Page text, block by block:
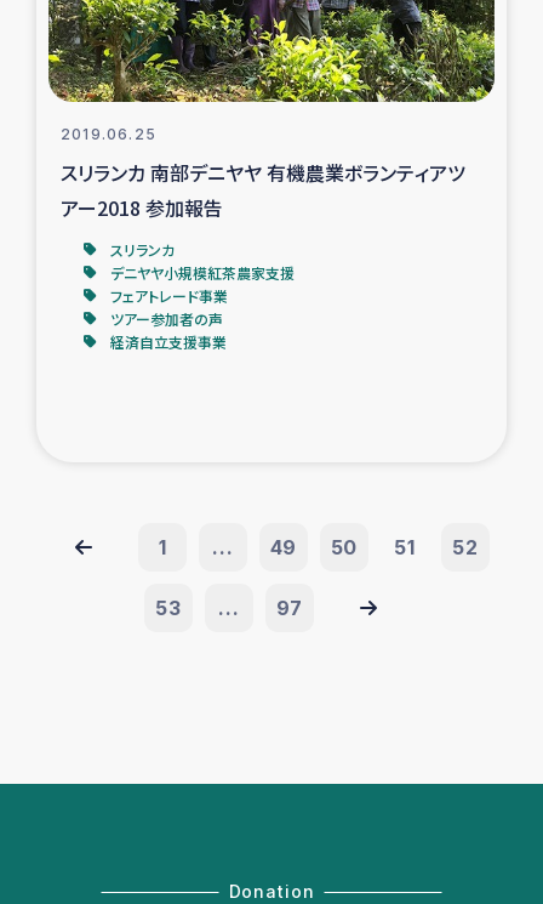
2019.06.25
スリランカ 南部デニヤヤ 有機農業ボランティアツ
アー2018 参加報告
スリランカ
デニヤヤ小規模紅茶農家支援
フェアトレード事業
ツアー参加者の声
経済自立支援事業
1 ... 49 50 51 52
53 ... 97
Donation